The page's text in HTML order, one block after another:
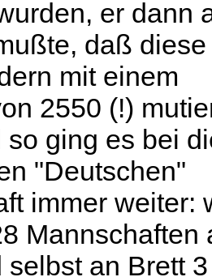
er dann
daß
mit einem
2550 (!)
so ging es bei
"Deutschen"
immer weiter:
Mannschaften
selbst an Brett